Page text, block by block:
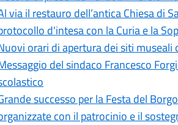
via il restauro dell’antica Chiesa di
d'intesa con la Curia e la
orari di apertura dei siti museali
del sindaco Francesco
successo per la Festa del
con il patrocinio e il